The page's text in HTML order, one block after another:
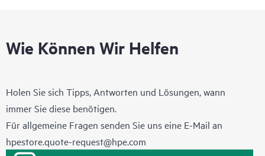
Wie Können Wir Helfen
Holen Sie sich Tipps, Antworten und Lösungen, wann
immer Sie diese benötigen.
Für allgemeine Fragen senden Sie uns eine E-Mail an
hpestore.quote-request@hpe.com